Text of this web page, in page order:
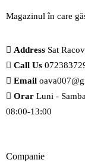
Magazinul în care
Address Sat
Call Us
Email
Orar Luni -
08:00-13:00
Companie